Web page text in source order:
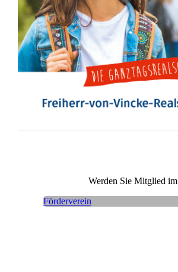
Werden Sie Mitglied im
Förderverein